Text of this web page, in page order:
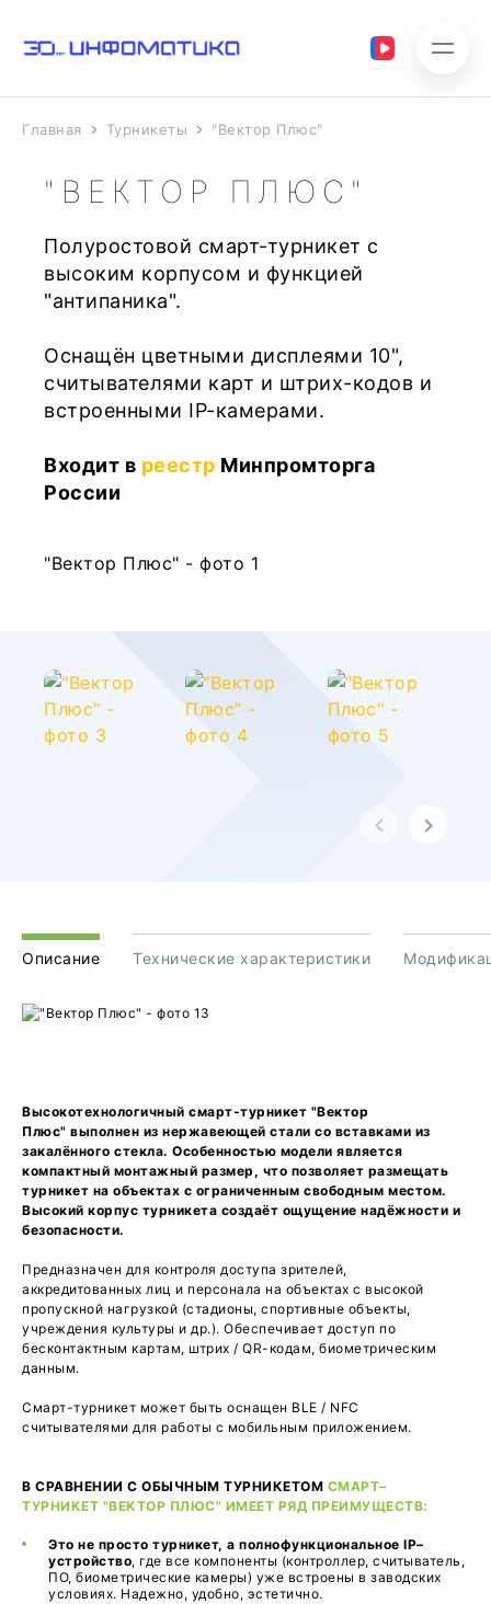
Главная Турникеты "Вектор Плюс"
"ВЕКТОР ПЛЮС"
Полуростовой смарт-турникет с
высоким корпусом и функцией
"антипаника".
Оснащён цветными дисплеями 10",
считывателями карт и штрих-кодов и
встроенными IP-камерами.
Входит в реестр Минпромторга
России
Описание Технические характеристики
Высокотехнологичный смарт-турникет "Вектор
Плюс" выполнен из нержавеющей стали со вставками из
закалённого стекла. Особенностью модели является
компактный монтажный размер, что позволяет размещать
турникет на объектах с ограниченным свободным местом.
Высокий корпус турникета создаёт ощущение надёжности и
безопасности.
Предназначен для контроля доступа зрителей,
аккредитованных лиц и персонала на объектах с высокой
пропускной нагрузкой (стадионы, спортивные объекты,
учреждения культуры и др.). Обеспечивает доступ по
бесконтактным картам, штрих / QR-кодам, биометрическим
данным.
Смарт-турникет может быть оснащен BLE / NFC
считывателями для работы с мобильным приложением.
В СРАВНЕНИИ С ОБЫЧНЫМ ТУРНИКЕТОМ СМАРТ–
ТУРНИКЕТ "ВЕКТОР ПЛЮС" ИМЕЕТ РЯД ПРЕИМУЩЕСТВ:
Это не просто турникет, а полнофункциональное IP–
устройство, где все компоненты (контроллер, считыватель,
ПО, биометрические камеры) уже встроены в заводских
условиях. Надежно, удобно, эстетично.